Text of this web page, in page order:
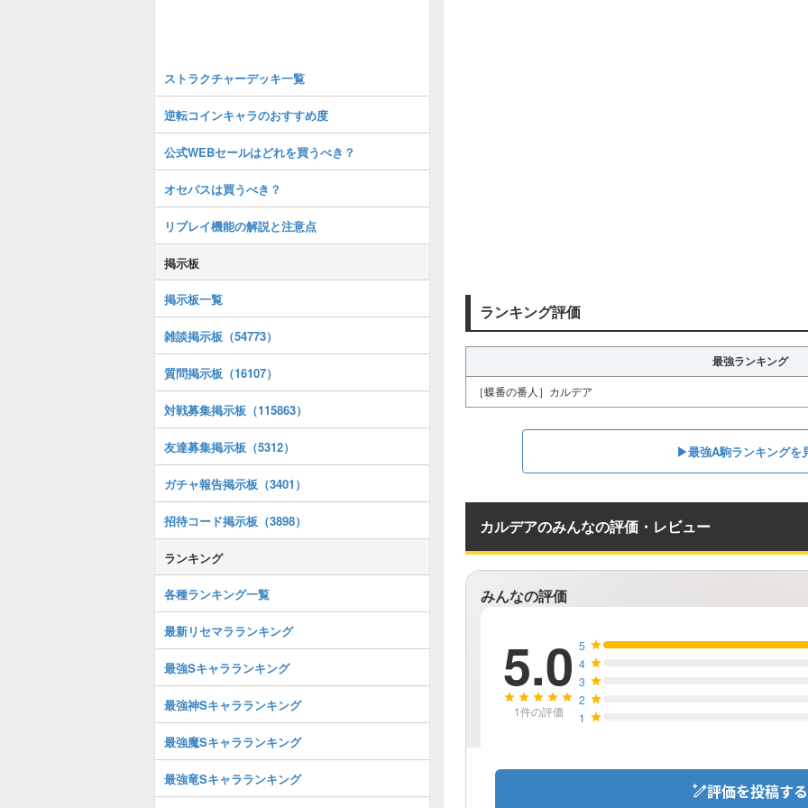
ランキング評価
最強ランキング
［蝶番の番人］カルデア
▶︎最強A駒ランキングを
カルデアのみんなの評価・レビュー
みんなの評価
5.0
1件の評価
5
4
3
2
1
評価を投稿する
ストラクチャーデッキ一覧
逆転コインキャラのおすすめ度
公式WEBセールはどれを買うべき？
オセパスは買うべき？
リプレイ機能の解説と注意点
掲示板
掲示板一覧
雑談掲示板（54773）
質問掲示板（16107）
対戦募集掲示板（115863）
友達募集掲示板（5312）
ガチャ報告掲示板（3401）
招待コード掲示板（3898）
ランキング
各種ランキング一覧
最新リセマラランキング
最強Sキャラランキング
最強神Sキャラランキング
最強魔Sキャラランキング
最強竜Sキャラランキング